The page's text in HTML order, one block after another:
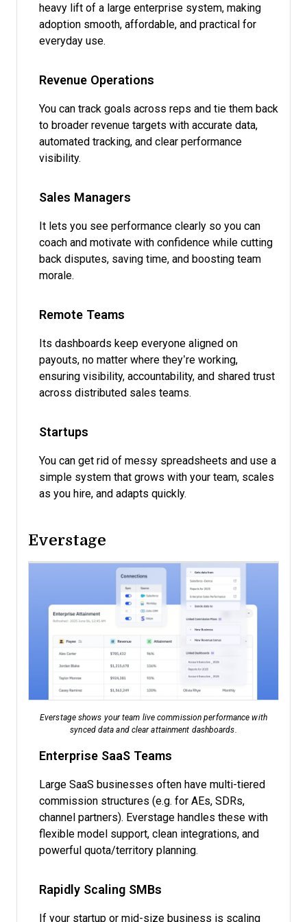
heavy lift of a large enterprise system, making
adoption smooth, affordable, and practical for
everyday use.
Revenue Operations
You can track goals across reps and tie them back
to broader revenue targets with accurate data,
automated tracking, and clear performance
visibility.
Sales Managers
It lets you see performance clearly so you can
coach and motivate with confidence while cutting
back disputes, saving time, and boosting team
morale.
Remote Teams
Its dashboards keep everyone aligned on
payouts, no matter where they’re working,
ensuring visibility, accountability, and shared trust
across distributed sales teams.
Startups
You can get rid of messy spreadsheets and use a
simple system that grows with your team, scales
as you hire, and adapts quickly.
Everstage
Everstage shows your team live commission performance with
synced data and clear attainment dashboards.
Enterprise SaaS Teams
Large SaaS businesses often have multi-tiered
commission structures (e.g. for AEs, SDRs,
channel partners). Everstage handles these with
flexible model support, clean integrations, and
powerful quota/territory planning.
Rapidly Scaling SMBs
If your startup or mid-size business is scaling